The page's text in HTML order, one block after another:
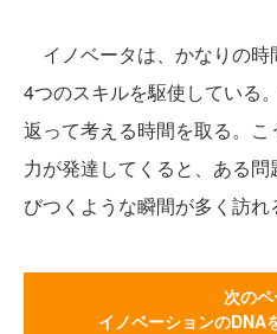
イノベータは、かなりの
4つのスキルを駆使している
返って考える時間を取る。
力が発達してくると、ある
びつくような瞬間が多く訪れ
次の
イノベーションのDNA